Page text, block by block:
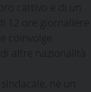
cattivo e di un
12 ore giornaliere
coinvolge
altre nazionalità
sindacale, né un